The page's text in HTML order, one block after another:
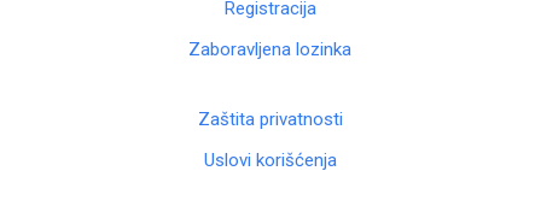
Registracija
Zaboravljena lozinka
Zaštita privatnosti
Uslovi korišćenja